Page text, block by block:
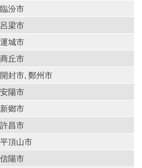
臨汾市
呂梁市
運城市
商丘市
開封市, 鄭州市
安陽市
新鄉市
許昌市
平頂山市
信陽市